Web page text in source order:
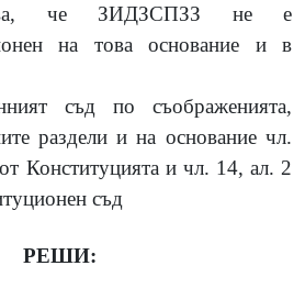
че ЗИДЗСПЗЗ не е
на това основание и в
съд по съображенията,
раздели и на основание чл.
Конституцията и чл. 14, ал. 2
съд
РЕШИ: